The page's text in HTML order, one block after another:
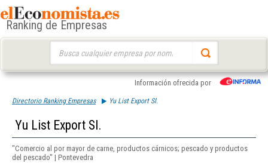
Ranking de Empresas
Información ofrecida por
Directorio Ranking Empresas Yu List Export Sl.
Yu List Export Sl.
"Comercio al por mayor de carne, productos cárnicos; pescado y productos
del pescado" | Pontevedra